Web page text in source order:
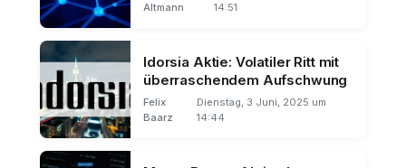
Altmann
14:51
Idorsia Aktie: Volatiler Ritt mit
überraschendem Aufschwung
Felix
Baarz
Dienstag, 3 Juni, 2025 um
14:44